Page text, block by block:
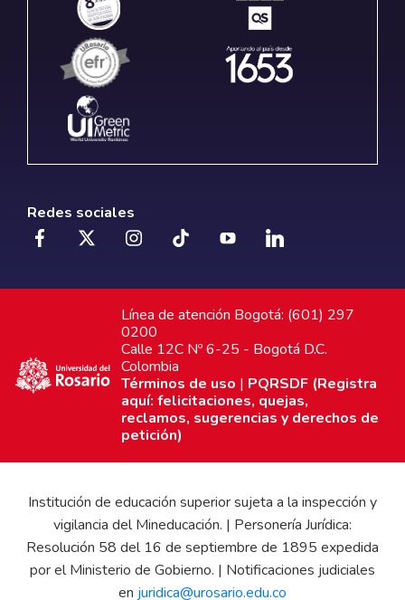
Redes sociales
Línea de atención Bogotá: (601) 297
0200
Calle 12C Nº 6-25 - Bogotá D.C.
Colombia
Términos de uso | PQRSDF (Registra
aquí: felicitaciones, quejas,
reclamos, sugerencias y derechos de
petición)
Institución de educación superior sujeta a la inspección y
vigilancia del Mineducación. | Personería Jurídica:
Resolución 58 del 16 de septiembre de 1895 expedida
por el Ministerio de Gobierno. | Notificaciones judiciales
en juridica@urosario.edu.co